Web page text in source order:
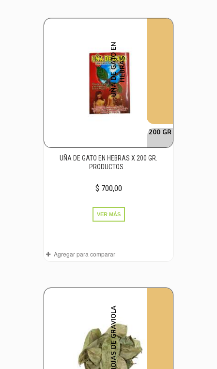
U
Ñ
A
D
E
G
A
T
O
E
N
H
E
B
R
AS
200 GR
UÑA DE GATO EN HEBRAS X 200 GR.
PRODUCTOS...
$ 700,00
VER MÁS
Agregar para comparar
HOJAS DE GRAVIOLA